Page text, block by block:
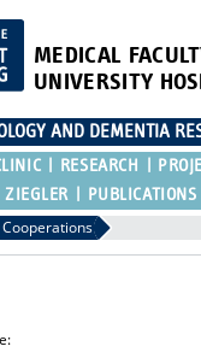
MEDICAL
UNIVERSITY
AND DEMENTIA
RESEARCH
PUBLICATIONS
Cooperations